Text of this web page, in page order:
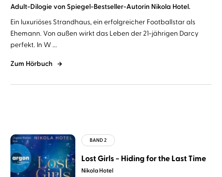
Adult-Dilogie von Spiegel-Bestseller-Autorin Nikola Hotel.
Ein luxuriöses Strandhaus, ein erfolgreicher Footballstar als
Ehemann. Von außen wirkt das Leben der 21-jährigen Darcy
perfekt. In W ...
Zum Hörbuch
Nikola Hotel
Lost Girls − Hiding for the Last Time